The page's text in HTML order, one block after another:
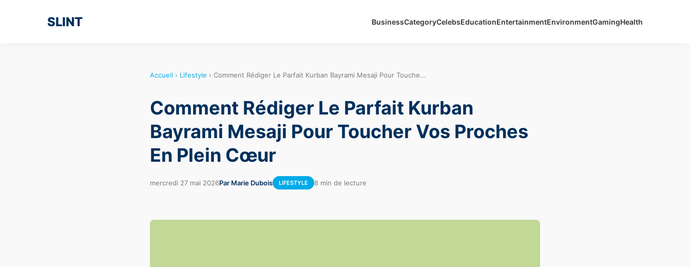
SLINT BusinessCategoryCelebsEducationEntertainmentEnvironmentGamingHealth
Accueil › Lifestyle › Comment Rédiger Le Parfait Kurban Bayrami Mesaji Pour Touche...
Comment Rédiger Le Parfait Kurban
Bayrami Mesaji Pour Toucher Vos Proches
En Plein Cœur
mercredi 27 mai 2026Par Marie Dubois LIFESTYLE 8 min de lecture